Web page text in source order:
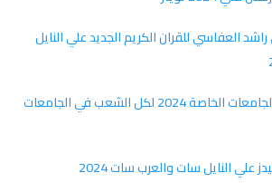
العفاسي للقران الكريم الجديد علي النايل
حدود الدنيا للقبول في الجامعات الخاصة 2024 لكل الشعب في الجامعات
علي النايل سات والعرب سات 2024